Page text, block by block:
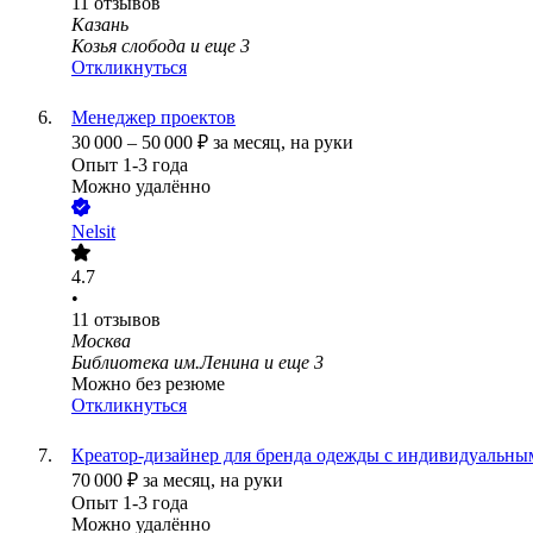
Казань
Козья слобода и еще 3
Откликнуться
Менеджер проектов
30 000 – 50 000 ₽ за месяц, на руки
Опыт 1-3 года
Можно удалённо
Nelsit
4.7
•
11 отзывов
Москва
Библиотека им.Ленина и еще 3
Можно без резюме
Откликнуться
Креатор‑дизайнер для бренда одежды с
70 000 ₽ за месяц, на руки
Опыт 1-3 года
Можно удалённо